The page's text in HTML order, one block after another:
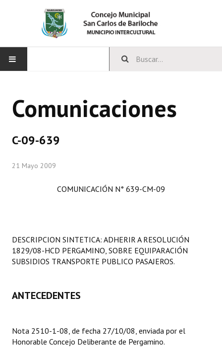
CONCEJO
Comisiones Permanentes
Comisiones Especiales
LEGISLACIÓN
Constitución Provincial
Reglamento Interno
Comunicaciones
C-09-639
21 Mayo 2009
COMUNICACIÓN N° 639-CM-09
DESCRIPCION SINTETICA: ADHERIR A RESOLUCIÓN
1829/08-HCD PERGAMINO, SOBRE EQUIPARACIÓN
SUBSIDIOS TRANSPORTE PUBLICO PASAJEROS.
ANTECEDENTES
Nota 2510-1-08, de fecha 27/10/08, enviada por el
Honorable Concejo Deliberante de Pergamino.